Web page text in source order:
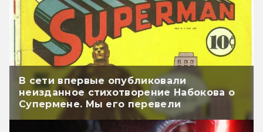
В сети впервые опубликовали
неизданное стихотворение Набокова о
Супермене. Мы его перевели